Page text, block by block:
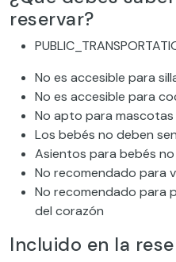
reservar?
No es accesible para
No es accesible para
No apto para mascotas
Los bebés no deben
Asientos para bebés
No recomendado para
No recomendado para
del corazón
Incluido en la